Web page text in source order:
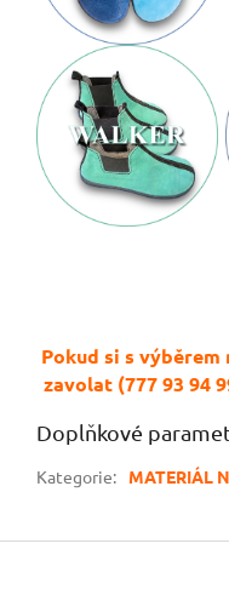
Pokud si s výběrem
zavolat (777 93 94
Doplňkové
Kategorie: MATERIÁL
Z